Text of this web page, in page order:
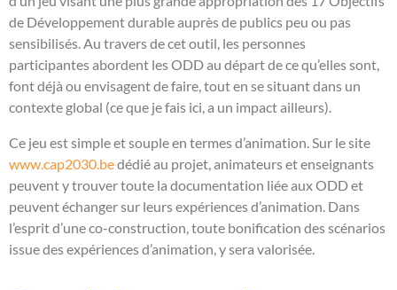
de Développement durable auprès de publics peu ou pas
sensibilisés. Au travers de cet outil, les personnes
participantes abordent les ODD au départ de ce qu’elles sont,
font déjà ou envisagent de faire, tout en se situant dans un
contexte global (ce que je fais ici, a un impact ailleurs).
Ce jeu est simple et soupleen termes d’animation. Sur le site
www.cap2030.bedédié au projet, animateurs et enseignants
peuvent y trouver toute la documentation liée aux ODD et
peuvent échanger sur leurs expériences d’animation. Dans
l’esprit d’une co-construction, toute bonification des scénarios
issue des expériences d’animation, y sera valorisée.